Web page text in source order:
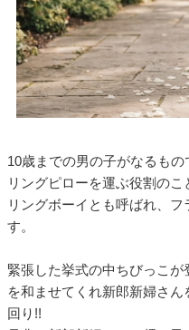
10歳までの男の子がなるも
リングピローを運ぶ役割のこ
リングボーイとも呼ばれ、
す。
緊張した挙式の中ちびっこ
を和ませてくれ新郎新婦さ
回り!!